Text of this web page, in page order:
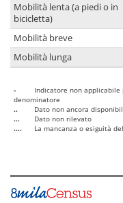
Mobilità lenta (a piedi o in
bicicletta)
Mobilità breve
Mobilità lunga
-
Indicatore non
denominatore
..
Dato non ancora
...
Dato non rilevato
....
La mancanza o esiguità